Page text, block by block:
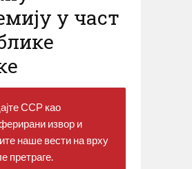
у част
ССР као
извор и
наше вести на врху
претраге.